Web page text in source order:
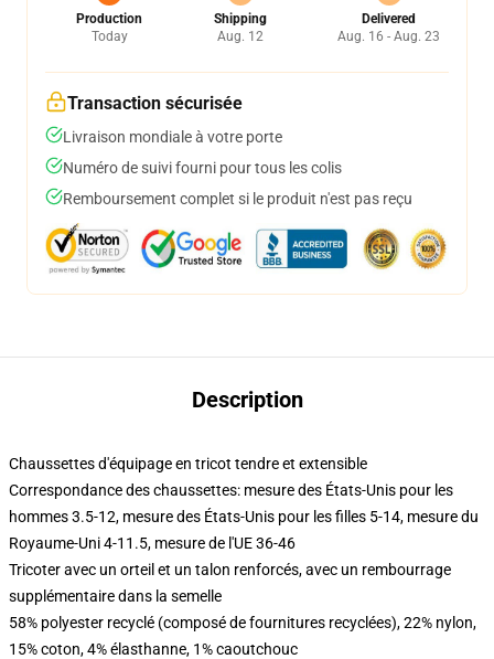
Production
Today
Shipping
Aug. 12
Delivered
Aug. 16 - Aug. 23
Transaction sécurisée
Livraison mondiale à votre porte
Numéro de suivi fourni pour tous les colis
Remboursement complet si le produit n'est pas reçu
Description
Chaussettes d'équipage en tricot tendre et extensible
Correspondance des chaussettes: mesure des États-Unis pour les
hommes 3.5-12, mesure des États-Unis pour les filles 5-14, mesure du
Royaume-Uni 4-11.5, mesure de l'UE 36-46
Tricoter avec un orteil et un talon renforcés, avec un rembourrage
supplémentaire dans la semelle
58% polyester recyclé (composé de fournitures recyclées), 22% nylon,
15% coton, 4% élasthanne, 1% caoutchouc